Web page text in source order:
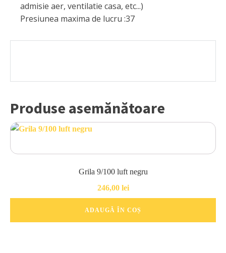
admisie aer, ventilatie casa, etc...)
Presiunea maxima de lucru :37
Produse asemănătoare
Grila 9/100 luft negru
246,00 lei
ADAUGĂ ÎN COȘ